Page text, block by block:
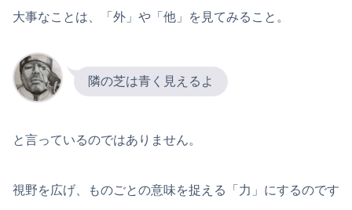
大事なことは、「外」や「他」を見てみること。
隣の芝は青く見えるよ
と言っているのではありません。
視野を広げ、ものごとの意味を捉える「力」にするのです